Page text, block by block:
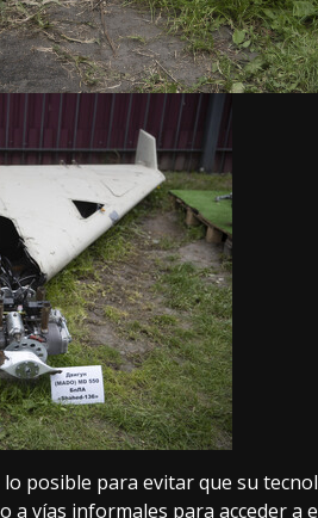
posible para evitar que su
vías informales para acceder a